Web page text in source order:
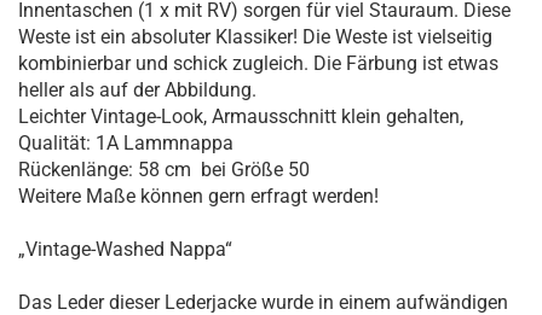
Innentaschen (1 x mit RV) sorgen für viel Stauraum. Diese
Weste ist ein absoluter Klassiker! Die Weste ist vielseitig
kombinierbar und schick zugleich. Die Färbung ist etwas
heller als auf der Abbildung.
Leichter Vintage-Look, Armausschnitt klein gehalten,
Qualität: 1A Lammnappa
Rückenlänge: 58 cm bei Größe 50
Weitere Maße können gern erfragt werden!
„Vintage-Washed Nappa“
Das Leder dieser Lederjacke wurde in einem aufwändigen